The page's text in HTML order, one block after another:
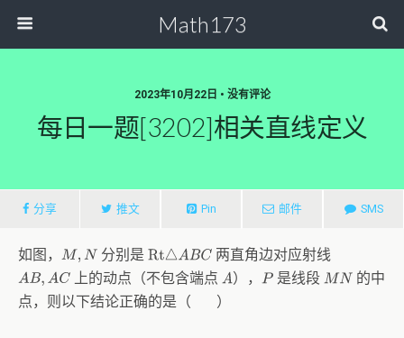
Math173
2023年10月22日 • 没有评论
每日一题[3202]相关直线定义
分享 推文 Pin 邮件 SMS
如图， M,N 分别是 Rt△ABC 两直角边对应射线
AB,A C 上的动点（不包含端点 A ），P 是线段 MN
的中
点，则以下结论正确的是（ ）